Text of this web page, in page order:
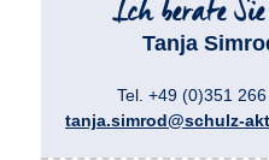
Tanja
Tel. +49 (0)351
tanja.simrod@schulz-